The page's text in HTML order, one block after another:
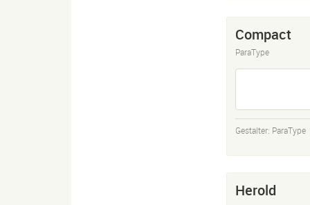
Compact
ParaType
Gestalter: ParaType
Herold